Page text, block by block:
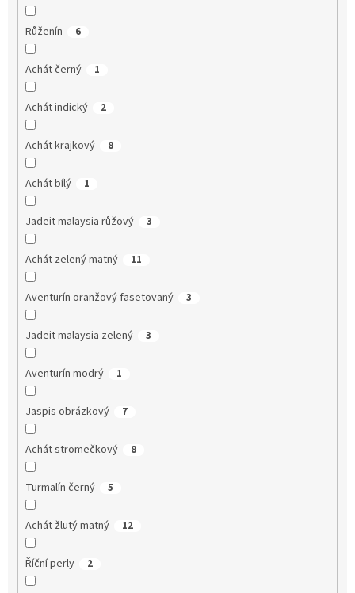
Růženín 6
Achát černý 1
Achát indický 2
Achát krajkový 8
Achát bílý 1
Jadeit malaysia růžový 3
Achát zelený matný 11
Aventurín oranžový fasetovaný 3
Jadeit malaysia zelený 3
Aventurín modrý 1
Jaspis obrázkový 7
Achát stromečkový 8
Turmalín černý 5
Achát žlutý matný 12
Říční perly 2